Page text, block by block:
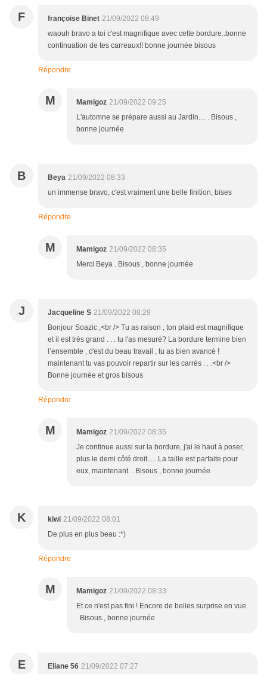
F françoise Binet 21/09/2022 08:49
waouh bravo a toi c'est magnifique avec cette bordure..bonne
continuation de tes carreaux!! bonne journée bisous
Répondre
M Mamigoz 21/09/2022 09:25
L'automne se prépare aussi au Jardin.... . Bisous ,
bonne journée
B Beya 21/09/2022 08:33
un immense bravo, c'est vraiment une belle finition, bises
Répondre
M Mamigoz 21/09/2022 08:35
Merci Beya . Bisous , bonne journée
J Jacqueline S 21/09/2022 08:29
Bonjour Soazic ,<br /> Tu as raison , ton plaid est magnifique
et il est très grand . . . tu l'as mesuré? La bordure termine bien
l’ensemble , c'est du beau travail , tu as bien avancé !
maintenant tu vas pouvoir repartir sur les carrés . . .<br />
Bonne journée et gros bisous
Répondre
M Mamigoz 21/09/2022 08:35
Je continue aussi sur la bordure, j'ai le haut à poser,
plus le demi côté droit..... La taille est parfaite pour
eux, maintenant. . Bisous , bonne journée
K kiwi 21/09/2022 08:01
De plus en plus beau :*)
Répondre
M Mamigoz 21/09/2022 08:33
Et ce n'est pas fini ! Encore de belles surprise en vue
. Bisous , bonne journée
E Eliane 56 21/09/2022 07:27